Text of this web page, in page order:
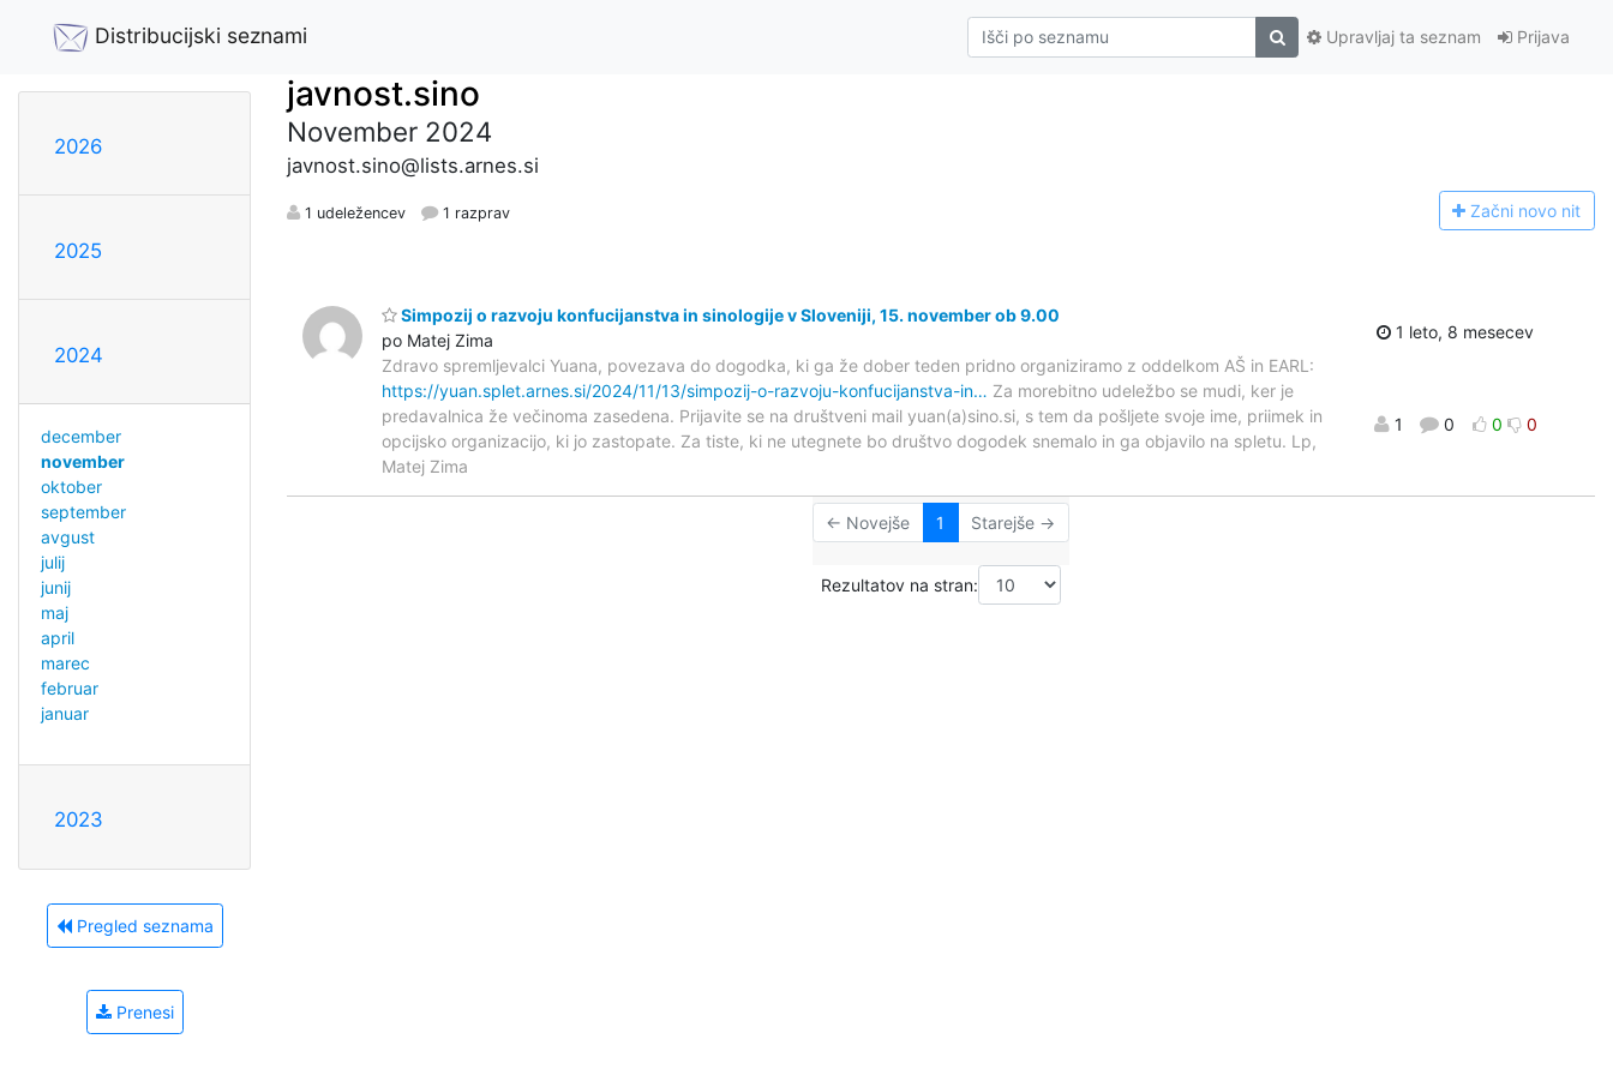
Distribucijski seznami Prijava
Upravljaj ta seznam
2026
2025
2024
december
november
oktober
september
avgust
julij
junij
maj
april
marec
februar
januar
2023
Pregled seznama
Prenesi
javnost.sino
November 2024
javnost.sino@lists.arnes.si
1 udeležencev 1 razprav Začni novo nit
Simpozij o razvoju konfucijanstva in sinologije v Sloveniji, 15. november ob 9.00
po Matej Zima
Zdravo spremljevalci Yuana, povezava do dogodka, ki ga že dober teden pridno organiziramo z oddelkom AŠ in EARL:
https://yuan.splet.arnes.si/2024/11/13/simpozij-o-razvoju-konfucijanstva-in… Za morebitno udeležbo se mudi, ker je
predavalnica že večinoma zasedena. Prijavite se na društveni mail yuan(a)sino.si, s tem da pošljete svoje ime, priimek in
opcijsko organizacijo, ki jo zastopate. Za tiste, ki ne utegnete bo društvo dogodek snemalo in ga objavilo na spletu. Lp,
Matej Zima
1 leto, 8 mesecev
1 0 0 0
← Novejše 1 Starejše →
Rezultatov na stran: